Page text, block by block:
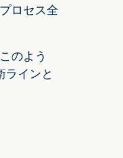
ロセス全
のよう
ラインと